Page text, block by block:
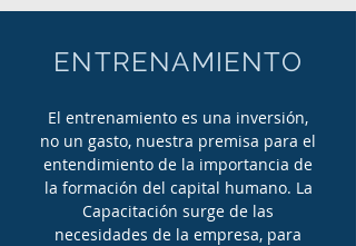
ENTRENAMIENTO
El entrenamiento es una inversión,
no un gasto, nuestra premisa para el
entendimiento de la importancia de
la formación del capital humano. La
Capacitación surge de las
necesidades de la empresa, para